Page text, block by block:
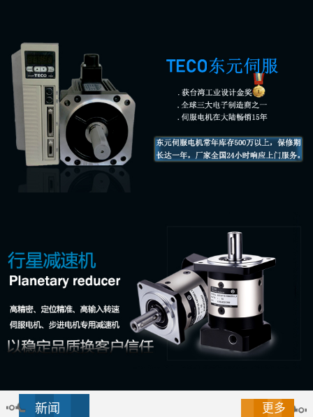
新闻 更多